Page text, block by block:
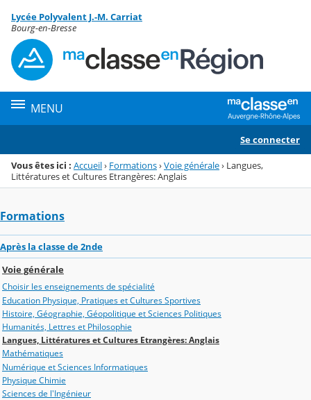
Menu de la rubrique
Contenu
Lycée Polyvalent J.-M. Carriat
Bourg-en-Bresse
MENU
Se connecter
Vous êtes ici : Accueil› Formations›Voie générale› Langues,
Littératures et Cultures Etrangères: Anglais
Formations
Après la classe de 2nde
Voie générale
Choisir les enseignements de spécialité
Education Physique, Pratiques et Cultures Sportives
Histoire, Géographie, Géopolitique et Sciences Politiques
Humanités, Lettres et Philosophie
Langues, Littératures et Cultures Etrangères: Anglais
Mathématiques
Numérique et Sciences Informatiques
Physique Chimie
Sciences de l'Ingénieur